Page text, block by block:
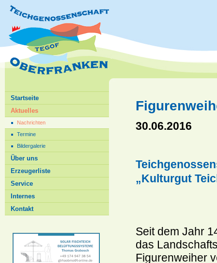
Startseite
Aktuelles
Nachrichten
Termine
Bildergalerie
Über uns
Erzeugerliste
Service
Internes
Kontakt
30.06.2016
„Kulturgut
Seit dem Jahr
das
Figurenweiher